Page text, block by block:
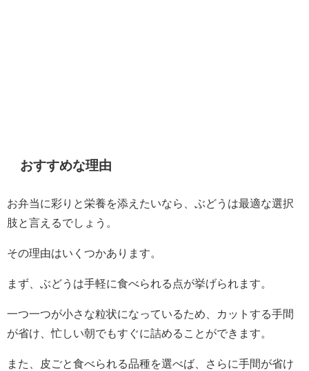
おすすめな理由
お弁当に彩りと栄養を添えたいなら、ぶどうは最適な選択
肢と言えるでしょう。
その理由はいくつかあります。
まず、ぶどうは手軽に食べられる点が挙げられます。
一つ一つが小さな粒状になっているため、カットする手間
が省け、忙しい朝でもすぐに詰めることができます。
また、皮ごと食べられる品種を選べば、さらに手間が省け